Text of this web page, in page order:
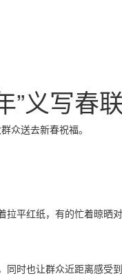
”义写春
众送去新春祝福。
平红纸，有的忙着晾晒
时也让群众近距离感受